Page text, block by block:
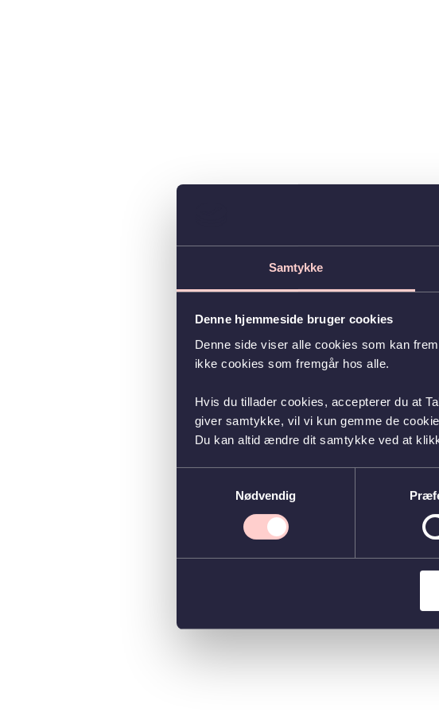
Samtykke
Denne hjemmeside bruger cookies
Denne side viser alle cookies som kan
ikke cookies som fremgår hos alle.
Hvis du tillader cookies, accepterer du at
giver samtykke, vil vi kun gemme de
Du kan altid ændre dit samtykke ved at
Nødvendig